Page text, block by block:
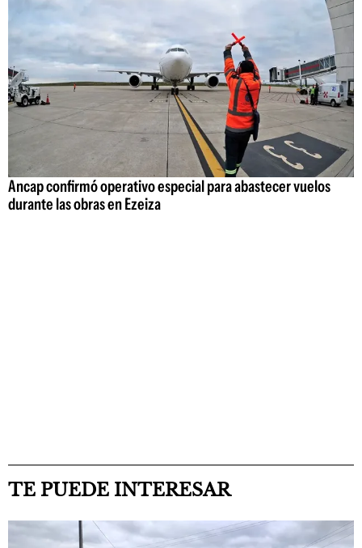
Ancap confirmó operativo especial para abastecer vuelos
durante las obras en Ezeiza
TE PUEDE INTERESAR